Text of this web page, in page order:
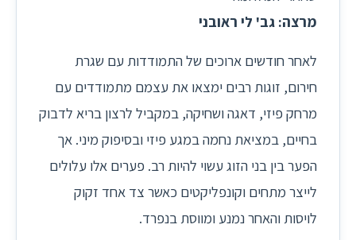
מרצה: גב' לי ראובני
לאחר חודשים ארוכים של התמודדות עם שגרת
חירום, זוגות רבים ימצאו את עצמם מתמודדים עם
מרחק פיזי, דאגה ושחיקה, במקביל לרצון בריא לדבוק
בחיים, במציאת נחמה במגע פיזי ובסיפוק מיני. אך
הפער בין בני הזוג עשוי להיות רב. פערים אלו עלולים
לייצר מתחים וקונפליקטים כאשר צד אחד זקוק
לויסות והאחר נמנע ומווסת בנפרד.